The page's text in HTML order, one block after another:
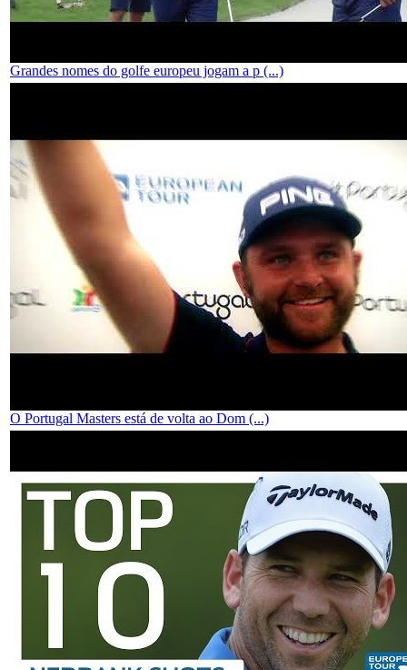
Grandes nomes do golfe europeu jogam a p (...)
O Portugal Masters está de volta ao Dom (...)